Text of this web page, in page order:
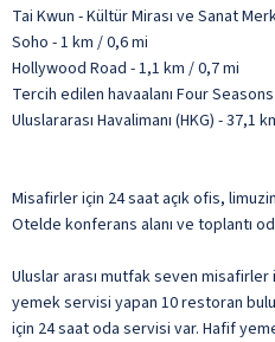
Tai Kwun - Kültür Mirası ve Sanat
Soho - 1 km / 0,6 mi
Hollywood Road - 1,1 km / 0,7 mi
Tercih edilen havaalanı Four
Uluslararası Havalimanı (HKG) - 37,1
Misafirler için 24 saat açık ofis,
Otelde konferans alanı ve toplantı
Uluslar arası mutfak seven
yemek servisi yapan 10 restoran
için 24 saat oda servisi var. Hafif